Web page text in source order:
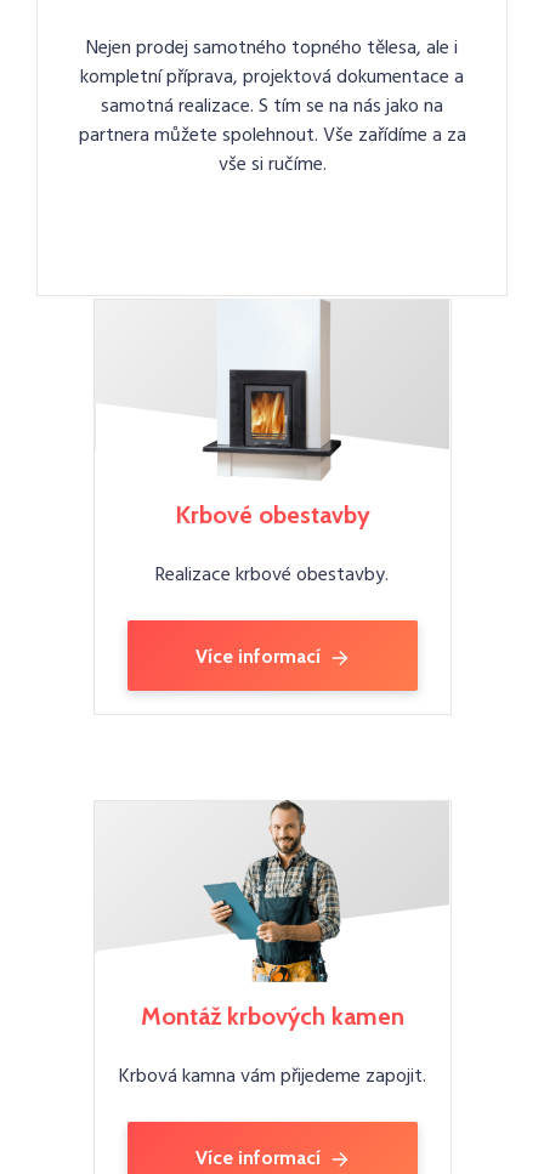
Nejen prodej samotného topného tělesa, ale i
kompletní příprava, projektová dokumentace a
samotná realizace. S tím se na nás jako na
partnera můžete spolehnout. Vše zařídíme a za
vše si ručíme.
Krbové obestavby
Realizace krbové obestavby.
Více informací
Montáž krbových kamen
Krbová kamna vám přijedeme zapojit.
Více informací